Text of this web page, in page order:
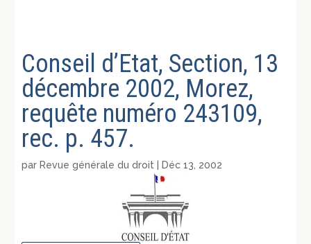
Conseil d’Etat, Section, 13
décembre 2002, Morez,
requête numéro 243109,
rec. p. 457.
par Revue générale du droit Déc 13, 2002